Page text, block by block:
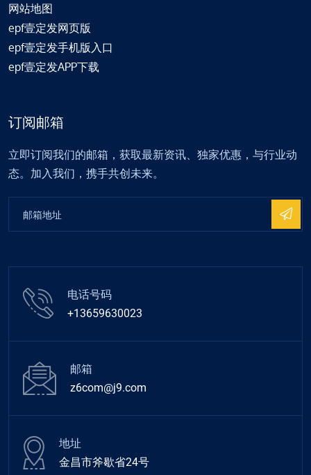
网站地图
epf壹定发网页版
epf壹定发手机版入口
epf壹定发APP下载
订阅邮箱
立即订阅我们的邮箱，获取最新资讯、独家优惠，与行业动
态。加入我们，携手共创未来。
电话号码
+13659630023
邮箱
z6com@j9.com
地址
金昌市斧歇省24号